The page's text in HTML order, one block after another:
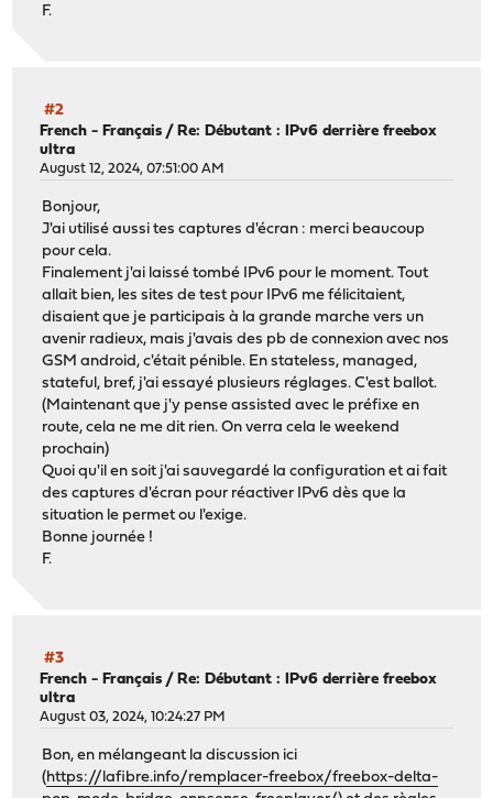
F.
#2
French - Français /Re: Débutant : IPv6 derrière freebox
ultra
August 12, 2024, 07:51:00 AM
Bonjour,
J'ai utilisé aussi tes captures d'écran : merci beaucoup
pour cela.
Finalement j'ai laissé tombé IPv6 pour le moment. Tout
allait bien, les sites de test pour IPv6 me félicitaient,
disaient que je participais à la grande marche vers un
avenir radieux, mais j'avais des pb de connexion avec nos
GSM android, c'était pénible. En stateless, managed,
stateful, bref, j'ai essayé plusieurs réglages. C'est ballot.
(Maintenant que j'y pense assisted avec le préfixe en
route, cela ne me dit rien. On verra cela le weekend
prochain)
Quoi qu'il en soit j'ai sauvegardé la configuration et ai fait
des captures d'écran pour réactiver IPv6 dès que la
situation le permet ou l'exige.
Bonne journée !
F.
#3
French - Français /Re: Débutant : IPv6 derrière freebox
ultra
August 03, 2024, 10:24:27 PM
Bon, en mélangeant la discussion ici
(https://lafibre.info/remplacer-freebox/freebox-delta-